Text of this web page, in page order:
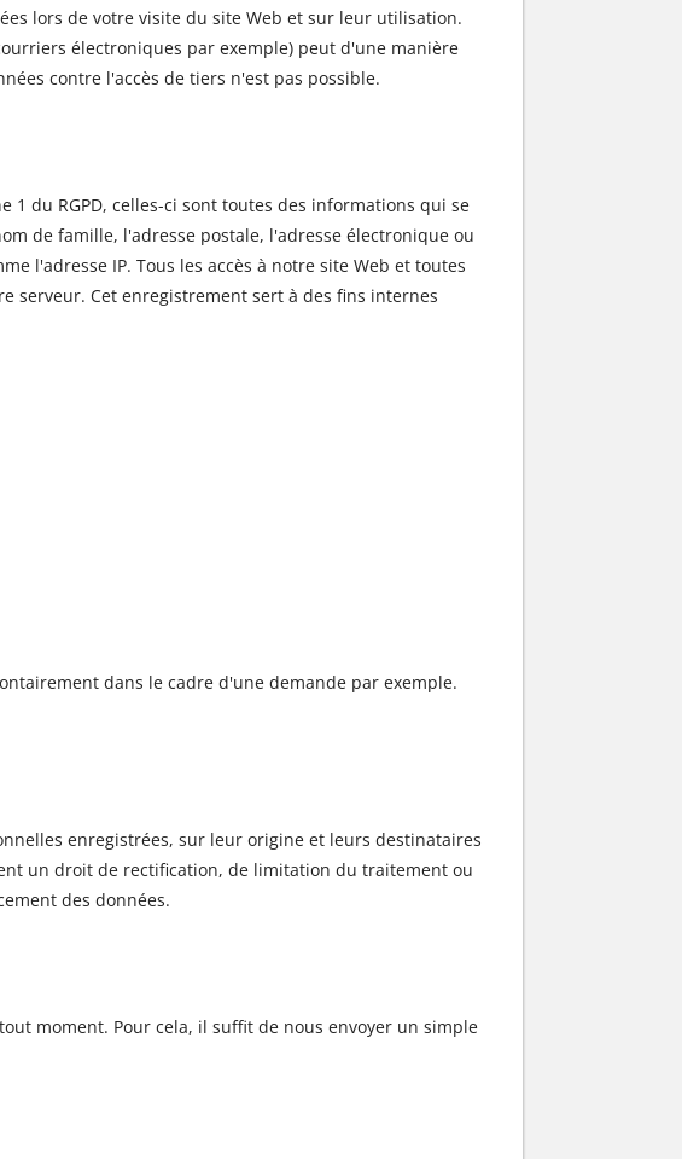
lors de votre visite du site Web et sur leur utilisation.
électroniques par exemple) peut d'une manière
contre l'accès de tiers n'est pas possible.
du RGPD, celles-ci sont toutes des informations qui se
de famille, l'adresse postale, l'adresse électronique ou
l'adresse IP. Tous les accès à notre site Web et toutes
serveur. Cet enregistrement sert à des fins internes
dans le cadre d'une demande par exemple.
enregistrées, sur leur origine et leurs destinataires
un droit de rectification, de limitation du traitement ou
des données.
moment. Pour cela, il suffit de nous envoyer un simple